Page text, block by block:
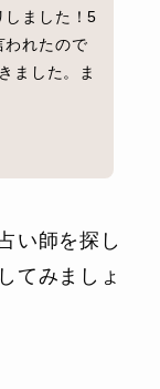
しました！5
われたので
ました。ま
い師を探し
てみましょ